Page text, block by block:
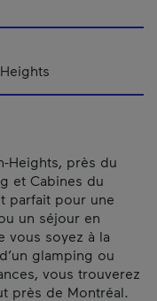
Heights, près du
et Cabines du
parfait pour une
un séjour en
vous soyez à la
glamping ou
vous trouverez
près de Montréal.